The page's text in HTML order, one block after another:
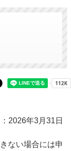
2026年3月31日
ない場合には申